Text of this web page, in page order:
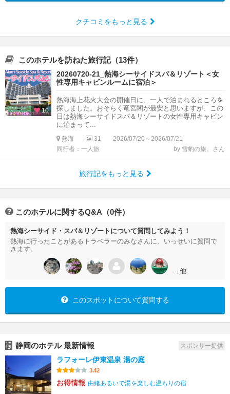
クチコミをもっと見る
このホテルを訪ねた旅行記（13件）
10
20260720-21_熱海シーサイドスパ＆リゾート＜女
性専用キャビンルームに宿泊＞
熱海海上花火大会の開催日に、一人で泊まれるところを
探しました。おそらく竜宮閣が最安と思いますが、この
日は熱海シーサイドスパ＆リゾートの女性専用キャビン
に泊まって...
熱海 31
2026/07/20～2026/07/21
同行者：一人旅
by 雪豹の旅。さん
旅行記をもっと見る
このホテルに関するQ&A（0件）
熱海シーサイド・スパ＆リゾートについて質問してみよう！
熱海に行ったことがあるトラベラーのみなさんに、いっせいに質問で
きます。
…他
このスポットについて質問する
静岡のホテル 最新情報 スポンサー提供
ラフォーレ伊東温泉 湯の庭
3.42
お得情報 由緒あるいで湯を楽しむ温もりの宿